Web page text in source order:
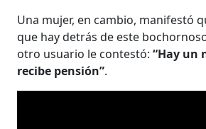
Una mujer, en cambio, manifestó
que hay detrás de este
otro usuario le contestó:“Hay un
recibe pensión”.